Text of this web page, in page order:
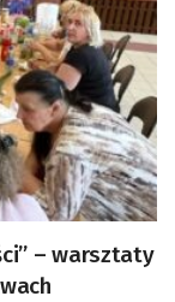
– warsztaty